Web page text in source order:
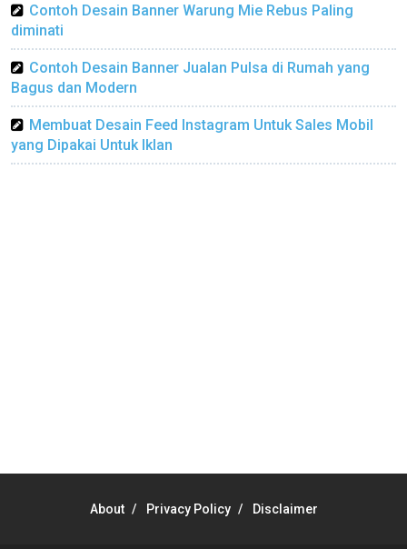
Contoh Desain Banner Warung Mie Rebus Paling
diminati
Contoh Desain Banner Jualan Pulsa di Rumah yang
Bagus dan Modern
Membuat Desain Feed Instagram Untuk Sales Mobil
yang Dipakai Untuk Iklan
About Privacy Policy Disclaimer